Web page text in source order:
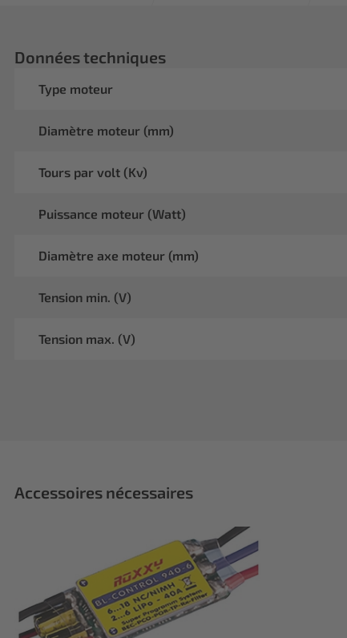
Données techniques
Type moteur
Diamètre moteur (mm)
Tours par volt (Kv)
Puissance moteur (Watt)
Diamètre axe moteur (mm)
Tension min. (V)
Tension max. (V)
Accessoires nécessaires